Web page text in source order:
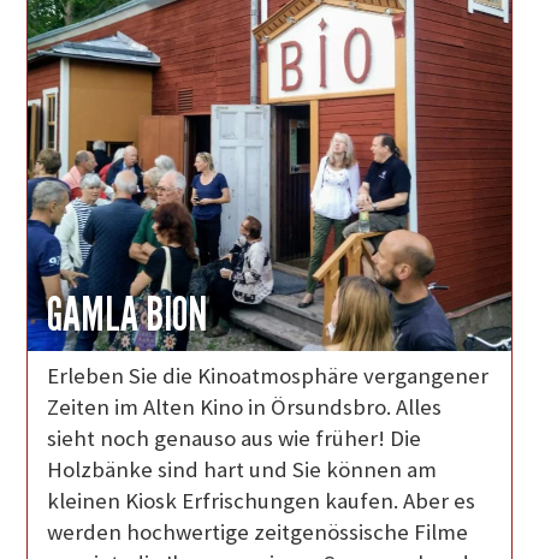
GAMLA BION
Erleben Sie die Kinoatmosphäre vergangener
Zeiten im Alten Kino in Örsundsbro. Alles
sieht noch genauso aus wie früher! Die
Holzbänke sind hart und Sie können am
kleinen Kiosk Erfrischungen kaufen. Aber es
werden hochwertige zeitgenössische Filme